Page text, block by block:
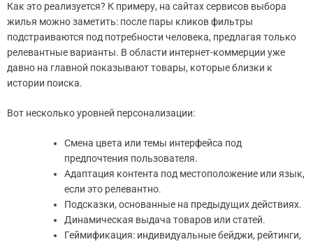
Как это реализуется? К примеру, на сайтах сервисов выбора
жилья можно заметить: после пары кликов фильтры
подстраиваются под потребности человека, предлагая только
релевантные варианты. В области интернет-коммерции уже
давно на главной показывают товары, которые близки к
истории поиска.
Вот несколько уровней персонализации:
Смена цвета или темы интерфейса под
предпочтения пользователя.
Адаптация контента под местоположение или язык,
если это релевантно.
Подсказки, основанные на предыдущих действиях.
Динамическая выдача товаров или статей.
Геймификация: индивидуальные бейджи, рейтинги,